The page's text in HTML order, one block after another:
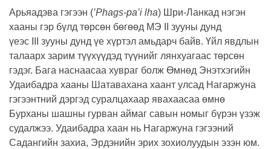
facebook
Арьяадэва гэгээн (’Phags-pa’i lha) Шри-Ланкад нэгэн
хааны гэр бүлд төрсөн бөгөөд МЭ II зууны дунд
үеэс III зууны дунд үе хүртэл амьдарч байв. Үйл явдлын
талаарх зарим түүхүүдэд түүнийг лянхуагаас төрсөн
гэдэг. Бага наснаасаа хувраг болж Өмнөд Энэтхэгийн
Удаибадра хааны Шатавахана хаант улсад Нагаржуна
гэгээнтний дэргэд суралцахаар явахаасаа өмнө
Бурханы шашны гурван аймаг савын номыг бүрэн үзэж
судалжээ. Удаибадра хаан нь Нагаржуна гэгээний
Садангийн захиа, Эрдэнийн эрих зохиолуудын эзэн юм.